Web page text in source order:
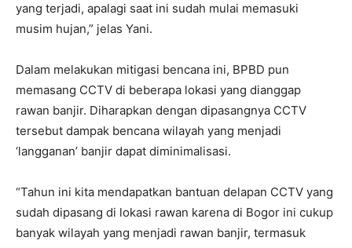
yang terjadi, apalagi saat ini sudah mulai memasuki
musim hujan,” jelas Yani.
Dalam melakukan mitigasi bencana ini, BPBD pun
memasang CCTV di beberapa lokasi yang dianggap
rawan banjir. Diharapkan dengan dipasangnya CCTV
tersebut dampak bencana wilayah yang menjadi
‘langganan’ banjir dapat diminimalisasi.
“Tahun ini kita mendapatkan bantuan delapan CCTV yang
sudah dipasang di lokasi rawan karena di Bogor ini cukup
banyak wilayah yang menjadi rawan banjir, termasuk